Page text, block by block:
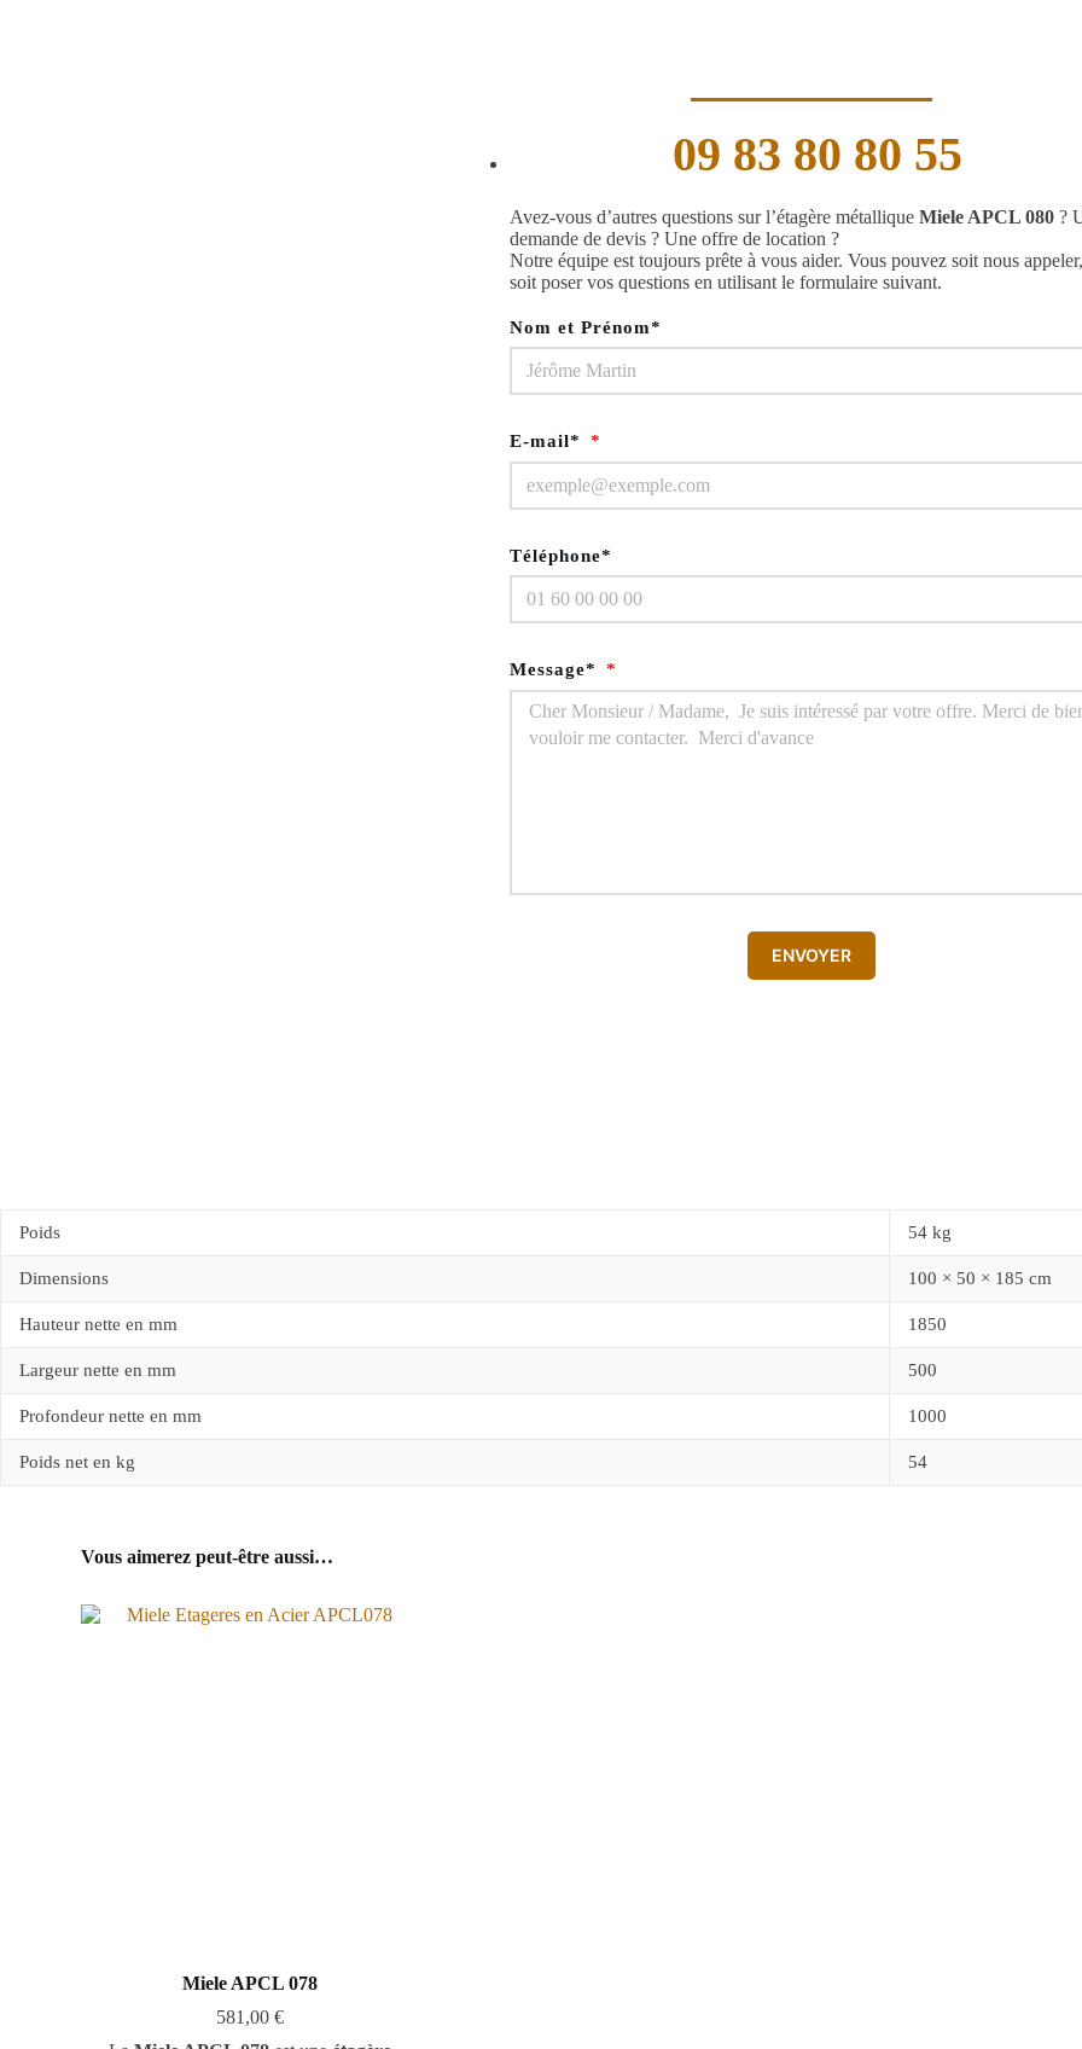
09 83 80 80 55
Avez-vous d’autres questions sur l’étagère métallique Miele APCL 080 ?
demande de devis ? Une offre de location ?
Notre équipe est toujours prête à vous aider. Vous pouvez soit nous appeler,
soit poser vos questions en utilisant le formulaire suivant.
Nom et Prénom*
E-mail*
Téléphone*
Message*
ENVOYER
Poids 54 kg
Dimensions 100 × 50 × 185 cm
Hauteur nette en mm 1850
Largeur nette en mm 500
Profondeur nette en mm 1000
Poids net en kg 54
Vous aimerez peut-être aussi…
Miele APCL 078
581,00€